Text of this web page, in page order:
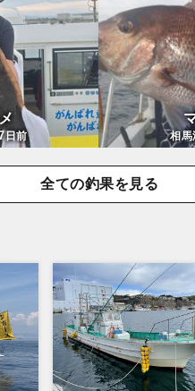
日前 相馬
全ての釣果を見る